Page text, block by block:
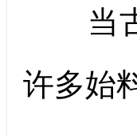
当古
许多始